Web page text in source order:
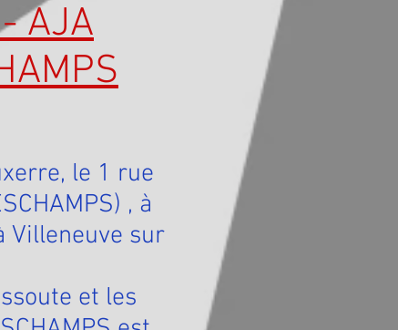
AJA
le 1 rue
, à
Villeneuve sur
et les